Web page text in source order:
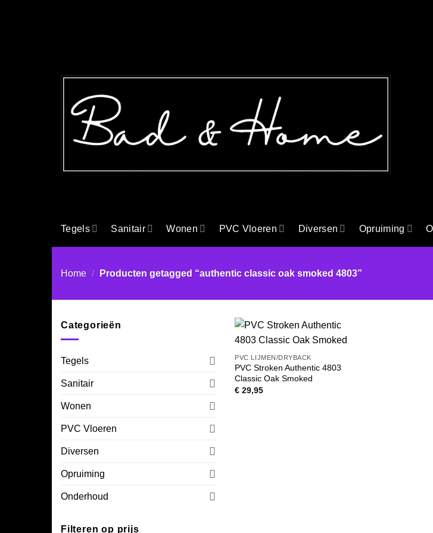
Tegels Sanitair Wonen PVC Vloeren Diversen Opruiming
Home / Producten getagged “authentic classic oak smoked 4803”
Categorieën
Tegels
Sanitair
Wonen
PVC Vloeren
Diversen
Opruiming
Onderhoud
Filteren op prijs
PVC LIJMEN/DRYBACK
PVC Stroken Authentic 4803
Classic Oak Smoked
€ 29,95